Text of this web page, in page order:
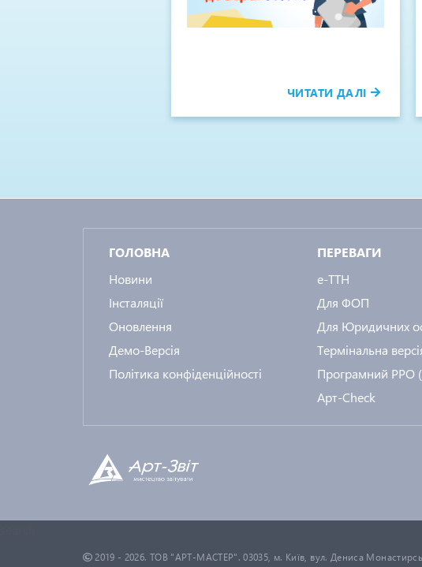
ЧИТАТИ ДАЛІ
ГОЛОВНА
Новини
Інсталяції
Оновлення
Демо-Версія
Політика конфіденційності
ПЕРЕВАГИ
e-ТТН
Для ФОП
Для Юридичних
Термінальна
Програмний РРО
Арт-Check
2019 - 2026. ТОВ "АРТ-МАСТЕР". 03035, м. Київ, вул. Дениса